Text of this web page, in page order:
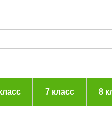
7 класс 8